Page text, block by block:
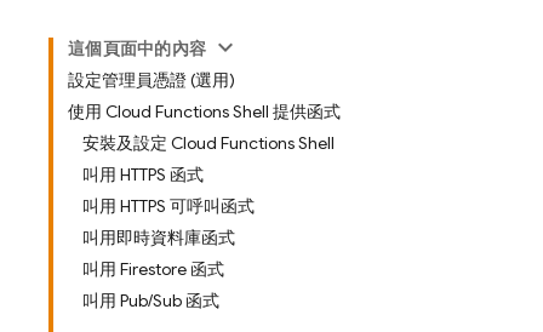
這個頁面中的內容
設定管理員憑證 (選用)
使用 Cloud Functions Shell 提供函式
安裝及設定 Cloud Functions Shell
叫用 HTTPS 函式
叫用 HTTPS 可呼叫函式
叫用即時資料庫函式
叫用 Firestore 函式
叫用 Pub/Sub 函式